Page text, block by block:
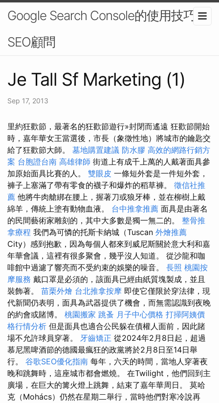
Google Search Console的使用技巧-
SEO顧問
Je Tall Sf Marketing (1)
Sep 17, 2013
里約狂歡節，最著名的狂歡節遊行»封閉而遙遠 狂歡節開始
時，嘉年華女王當選後，市長（象徵性地）將城市的鑰匙交
給了狂歡節大師。 墓地購置建議 防水膠 高效的網路行銷方
案 台胞證台南 高雄律師 街道上有成千上萬的人戴著面具參
加原始面具比賽的人。 雙眼皮 一條短外套是一件短外套，
褲子上塞滿了帶有零食的襪子和爆炸的稻草褲。 徵信社推
薦 他將牛肉艙綁在腰上，握著刀或狼牙棒，並在柳樹上戴
綿羊，傳統上塗有動物血液。 台中推拿推薦 面具是由著名
的民間藝術家雕刻的，其中大多數是獨一無二的。 整骨推
拿療程 我們為可憐的托斯卡納城（Tuscan 外燴推薦
City）感到抱歉，因為每個人都來到威尼斯關於意大利和嘉
年華會議，這裡有很多聚會，幾乎沒人知道。 從沙龍和咖
啡館中過濾了響亮而不受約束的娛樂的噪音。 長照 桃園按
摩服務 戴口罩是必須的，該面具已經由紙質塊製成，並且
裝飾著。 苗栗外燴 台北推拿按摩 即使它僅限於穿法律，現
代新聞仍表明，面具為武器提供了機會，而無需認識到夜晚
的約會或賭博。 桃園搬家 跳蚤 月子中心價格 打掃阿姨價
格行情分析 但是面具也適合公民躲在債權人面前，因此賭
場不允許球員穿著。 牙齒矯正 從2024年2月8日起，超過
慕尼黑啤酒節的德國最瘋狂的政黨將於2月8日至14日舉
行。 谷歌SEO優化指南 每年，六天的時間，當地人穿著夜
晚和跳舞時，這座城市都會燃燒。 在Twilight，他們回到主
廣場，在巨大的篝火燈上跳舞，結束了嘉年華周日。 莫哈
克（Mohács）仍然在星期二舉行，當時他們對寒冷說再